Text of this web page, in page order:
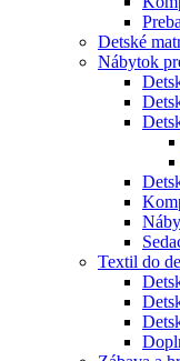
Detské
Nábytok
Textil do